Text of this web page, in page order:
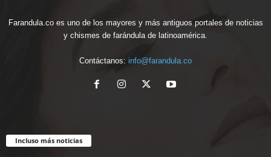
Farandula.co es uno de los mayores y más antiguos portales de noticias
y chismes de farándula de latinoamérica.
Contáctanos: info@farandula.co
Incluso más noticias